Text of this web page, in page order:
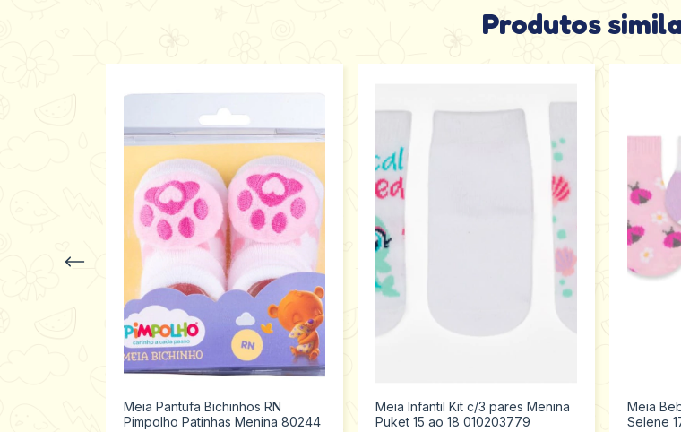
Produtos
Meia Pantufa Bichinhos RN
Pimpolho Patinhas Menina 80244
Meia Infantil Kit c/3 pares Menina
Puket 15 ao 18 010203779
Meia
Selene